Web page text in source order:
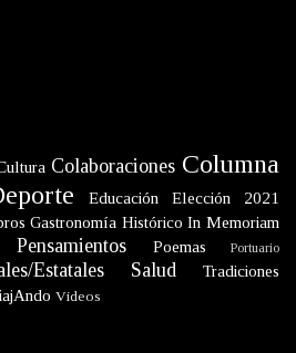
Colaboraciones Columna
Educación Elección 2021
Gastronomía Histórico In Memoriam
Pensamientos Poemas Portuario
Estatales Salud Tradiciones
Videos